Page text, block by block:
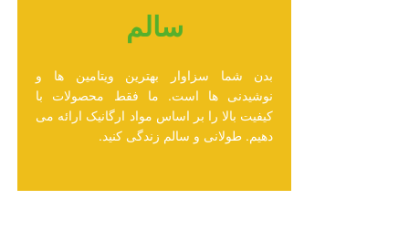
سالم
بدن شما سزاوار بهترین ویتامین ها و
نوشیدنی ها است. ما فقط محصولات با
کیفیت بالا را بر اساس مواد ارگانیک ارائه می
دهیم. طولانی و سالم زندگی کنید.